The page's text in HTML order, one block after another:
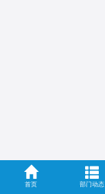
首页 部门动态